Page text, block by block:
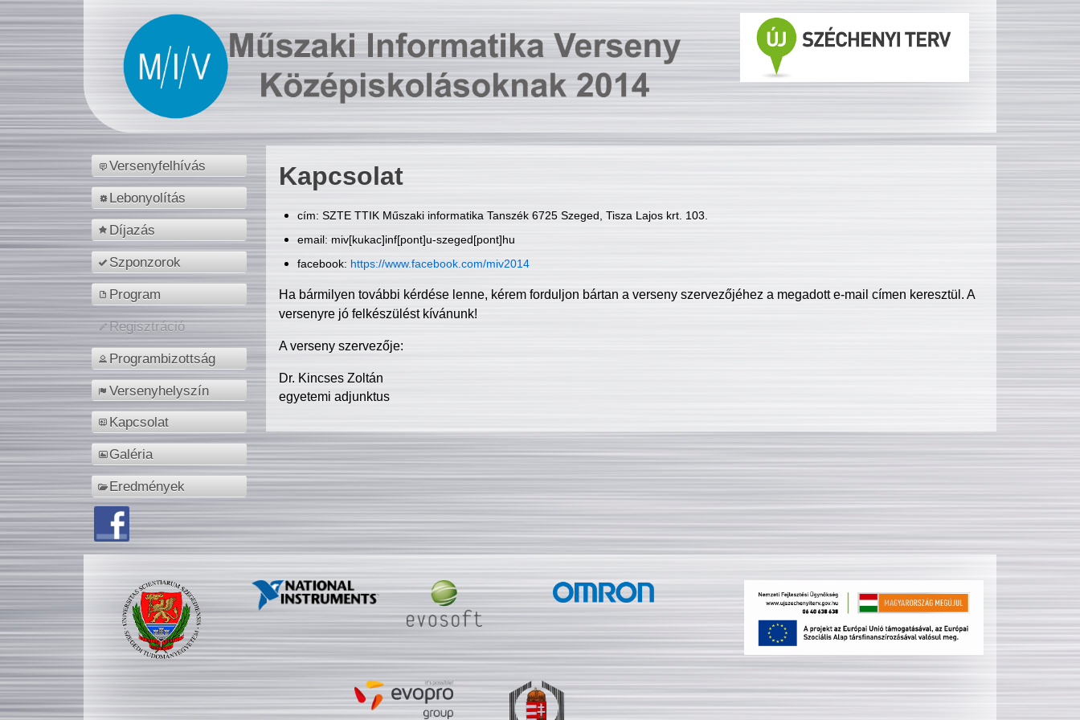
Versenyfelhívás
Lebonyolítás
Díjazás
Szponzorok
Program
Regisztráció
Programbizottság
Versenyhelyszín
Kapcsolat
Galéria
Eredmények
Kapcsolat
cím: SZTE TTIK Műszaki informatika Tanszék 6725 Szeged, Tisza Lajos krt. 103.
email: miv[kukac]inf[pont]u-szeged[pont]hu
facebook: https://www.facebook.com/miv2014
Ha bármilyen további kérdése lenne, kérem forduljon bártan a verseny szervezőjéhez a megadott e-mail címen keresztül. A
versenyre jó felkészülést kívánunk!
A verseny szervezője:
Dr. Kincses Zoltán
egyetemi adjunktus